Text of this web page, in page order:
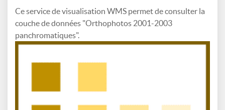
Ce service de visualisation WMS permet de consulter la
couche de données "Orthophotos 2001-2003
panchromatiques".